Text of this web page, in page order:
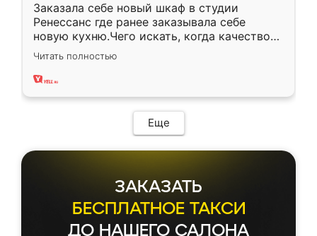
Заказала себе новый шкаф в студии
Ренессанс где ранее заказывала себе
новую кухню.Чего искать, когда качеством
вполне довольна. Служит кухня уже почти
два года, нареканий нет.
Читать полностью
Еще
ЗАКАЗАТЬ
БЕСПЛАТНОЕ ТАКСИ
ДО НАШЕГО САЛОНА